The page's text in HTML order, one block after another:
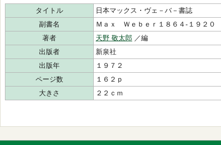
タイトル
日本マックス・ヴェ－バ－書誌
副書名
Ｍａｘ Ｗｅｂｅｒ１８６４‐１９２０
著者
天野 敬太郎 ／編
出版者
新泉社
出版年
１９７２
ページ数
１６２ｐ
大きさ
２２ｃｍ